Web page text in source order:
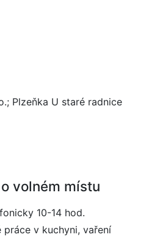
Plzeňka U staré radnice
volném místu
10-14 hod.
práce v kuchyni, vaření